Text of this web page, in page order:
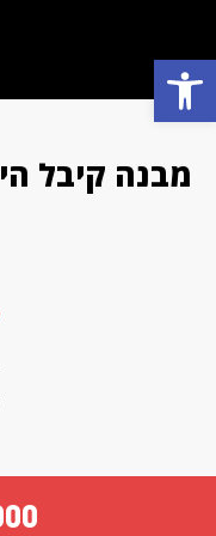
פתח סרגל
מבנה קיבל
₪